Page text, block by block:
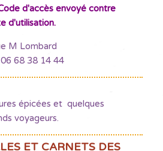
d'accès envoyé contre
d'utilisation.
M Lombard
68 38 14 44
épicées et quelques
voyageurs.
ET CARNETS DES